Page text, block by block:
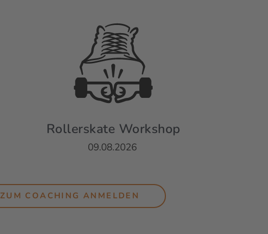
Rollerskate Workshop
09.08.2026
ZUM COACHING ANMELDEN